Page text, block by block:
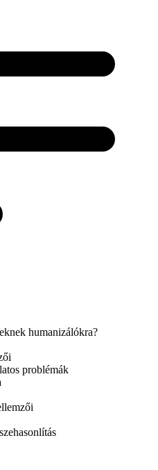
humanizálókra?
problémák